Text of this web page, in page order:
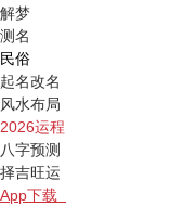
解梦
测名
民俗
起名改名
风水布局
2026运程
八字预测
择吉旺运
App下载